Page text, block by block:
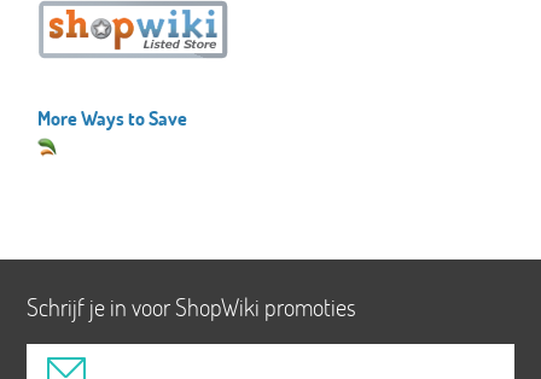
More Ways to Save
Schrijf je in voor ShopWiki promoties